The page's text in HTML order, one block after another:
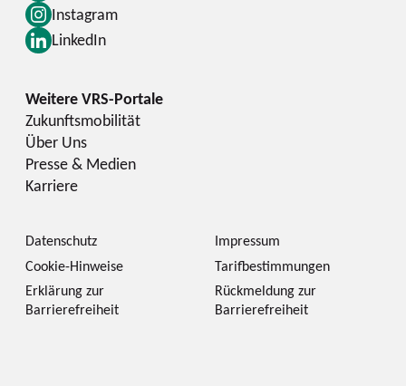
Instagram
LinkedIn
Zukunftsmobilität
Über Uns
Presse & Medien
Karriere
Datenschutz
Impressum
Cookie-Hinweise
Tarifbestimmungen
Erklärung zur
Barrierefreiheit
Rückmeldung zur
Barrierefreiheit